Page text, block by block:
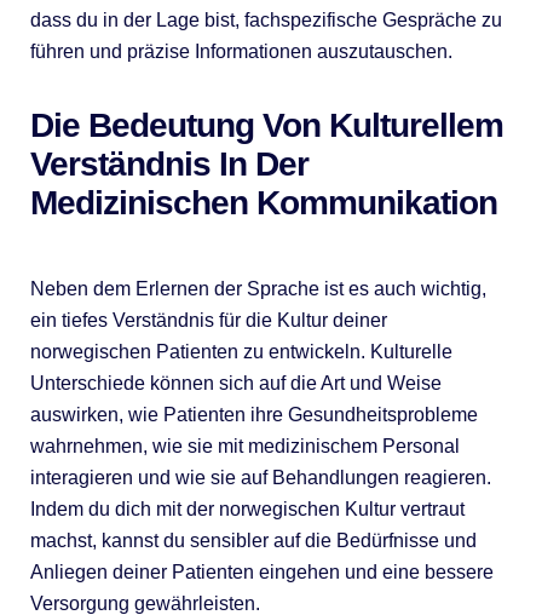
dass du in der Lage bist, fachspezifische Gespräche zu
führen und präzise Informationen auszutauschen.
Die Bedeutung Von Kulturellem
Verständnis In Der
Medizinischen Kommunikation
Neben dem Erlernen der Sprache ist es auch wichtig,
ein tiefes Verständnis für die Kultur deiner
norwegischen Patienten zu entwickeln. Kulturelle
Unterschiede können sich auf die Art und Weise
auswirken, wie Patienten ihre Gesundheitsprobleme
wahrnehmen, wie sie mit medizinischem Personal
interagieren und wie sie auf Behandlungen reagieren.
Indem du dich mit der norwegischen Kultur vertraut
machst, kannst du sensibler auf die Bedürfnisse und
Anliegen deiner Patienten eingehen und eine bessere
Versorgung gewährleisten.